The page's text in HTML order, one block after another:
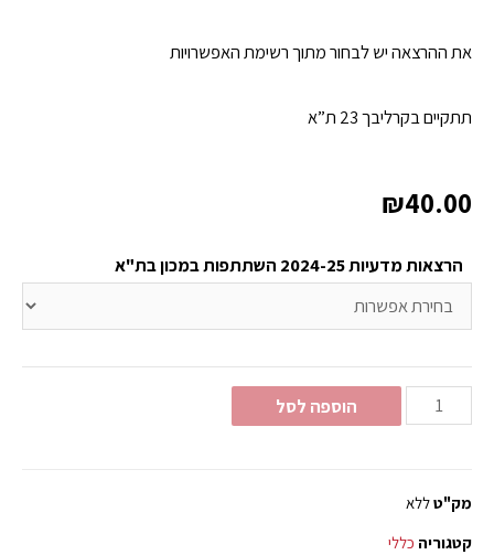
את ההרצאה יש לבחור מתוך רשימת האפשרויות
תתקיים בקרליבך 23 ת”א
₪40.00
הרצאות מדעיות 2024-25 השתתפות במכון בת"א
הוספה לסל
מק"טללא
קטגוריה כללי